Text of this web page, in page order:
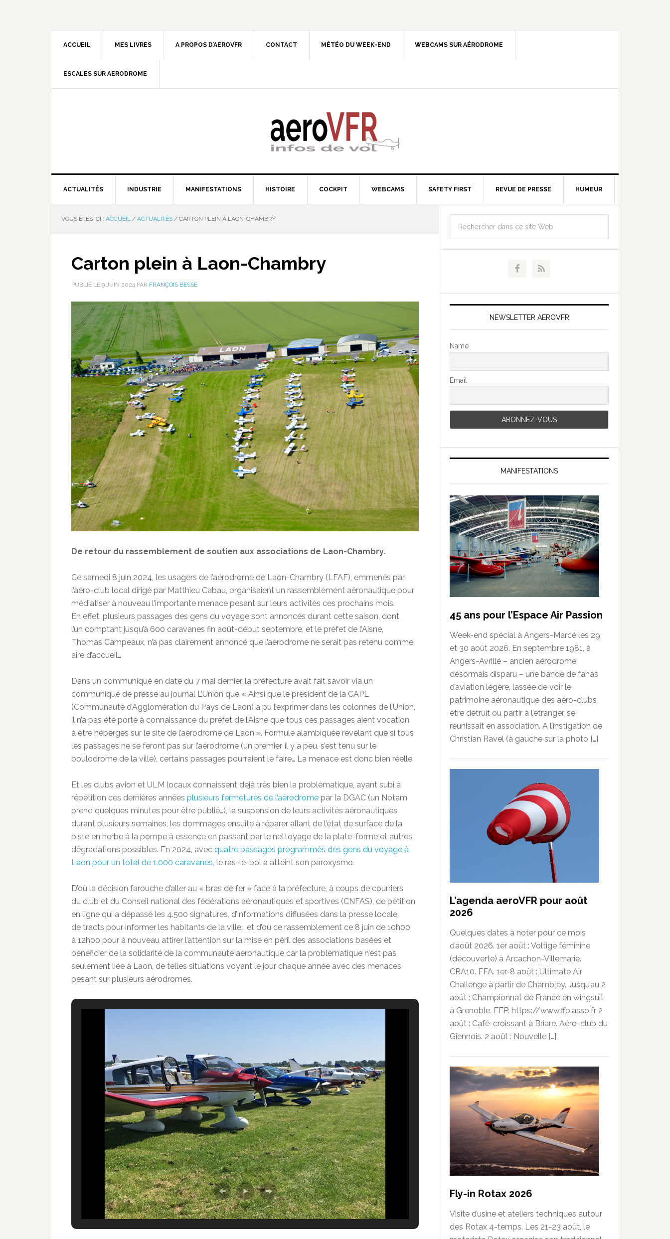
ACCUEIL MES LIVRES A PROPOS D’AEROVFR CONTACT MÉTÉO DU WEEK-END WEBCAMS SUR AÉRODROME
ESCALES SUR AERODROME
ACTUALITÉS INDUSTRIE MANIFESTATIONS HISTOIRE COCKPIT WEBCAMS SAFETY FIRST REVUE DE PRESSE HUMEUR
VOUS ÊTES ICI : ACCUEIL / ACTUALITÉS / CARTON PLEIN À LAON-CHAMBRY
Carton plein à Laon-Chambry
PUBLIÉ LE 9 JUIN 2024 PAR FRANÇOIS BESSE
De retour du rassemblement de soutien aux associations de Laon-Chambry.
Ce samedi 8 juin 2024, les usagers de l’aérodrome de Laon-Chambry (LFAF), emmenés par
l’aéro-club local dirigé par Matthieu Cabau, organisaient un rassemblement aéronautique pour
médiatiser à nouveau l’importante menace pesant sur leurs activités ces prochains mois.
En effet, plusieurs passages des gens du voyage sont annoncés durant cette saison, dont
l’un comptant jusqu’à 600 caravanes fin août-début septembre, et le préfet de l’Aisne,
Thomas Campeaux, n’a pas clairement annoncé que l’aérodrome ne serait pas retenu comme
aire d’accueil…
Dans un communiqué en date du 7 mai dernier, la préfecture avait fait savoir via un
communiqué de presse au journal L’Union que « Ainsi que le président de la CAPL
(Communauté d’Agglomération du Pays de Laon) a pu l’exprimer dans les colonnes de l’Union,
il n’a pas été porté à connaissance du préfet de l’Aisne que tous ces passages aient vocation
à être hébergés sur le site de l’aérodrome de Laon ». Formule alambiquée révélant que si tous
les passages ne se feront pas sur l’aérodrome (un premier, il y a peu, s’est tenu sur le
boulodrome de la ville), certains passages pourraient le faire… La menace est donc bien réelle.
Et les clubs avion et ULM locaux connaissent déjà très bien la problématique, ayant subi à
répétition ces dernières années plusieurs fermetures de l’aérodrome par la DGAC (un Notam
prend quelques minutes pour être publié…), la suspension de leurs activités aéronautiques
durant plusieurs semaines, les dommages ensuite à réparer allant de l’état de surface de la
piste en herbe à la pompe à essence en passant par le nettoyage de la plate-forme et autres
dégradations possibles. En 2024, avec quatre passages programmés des gens du voyage à
Laon pour un total de 1.000 caravanes , le ras-le-bol a atteint son paroxysme.
D’où la décision farouche d’aller au « bras de fer » face à la préfecture, à coups de courriers
du club et du Conseil national des fédérations aéronautiques et sportives (CNFAS), de pétition
en ligne qui a dépassé les 4.500 signatures, d’informations diffusées dans la presse locale,
de tracts pour informer les habitants de la ville… et d’où ce rassemblement ce 8 juin de 10h00
à 12h00 pour à nouveau attirer l’attention sur la mise en péril des associations basées et
bénéficier de la solidarité de la communauté aéronautique car la problématique n’est pas
seulement liée à Laon, de telles situations voyant le jour chaque année avec des menaces
pesant sur plusieurs aérodromes.
NEWSLETTER AEROVFR
Name
Email
MANIFESTATIONS
45 ans pour l’Espace Air Passion
Week-end spécial à Angers-Marcé les 29
et 30 août 2026. En septembre 1981, à
Angers-Avrillé – ancien aérodrome
désormais disparu – une bande de fanas
d’aviation légère, lassée de voir le
patrimoine aéronautique des aéro-clubs
être détruit ou partir à l’étranger, se
réunissait en association. A l’instigation de
Christian Ravel (à gauche sur la photo […]
L’agenda aeroVFR pour août
2026
Quelques dates à noter pour ce mois
d’août 2026. 1er août : Voltige féminine
(découverte) à Arcachon-Villemarie.
CRA10. FFA. 1er-8 août : Ultimate Air
Challenge à partir de Chambley. Jusqu’au 2
août : Championnat de France en wingsuit
à Grenoble. FFP. https://www.ffp.asso.fr 2
août : Café-croissant à Briare. Aéro-club du
Giennois. 2 août : Nouvelle […]
Fly-in Rotax 2026
Visite d’usine et ateliers techniques autour
des Rotax 4-temps. Les 21-23 août, le